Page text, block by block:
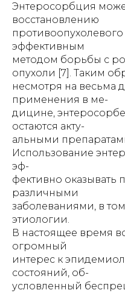
Энтеросорбция
восстановлению
эффективным
методом борьбы с
опухоли [7]. Таким
несмотря на весьма
применения в ме-
дицине,
остаются акту-
альными
Использование
эф-
фективно
различными
заболеваниями, в
этиологии.
В настоящее время
огромный
интерес к
состояний, об-
условленный